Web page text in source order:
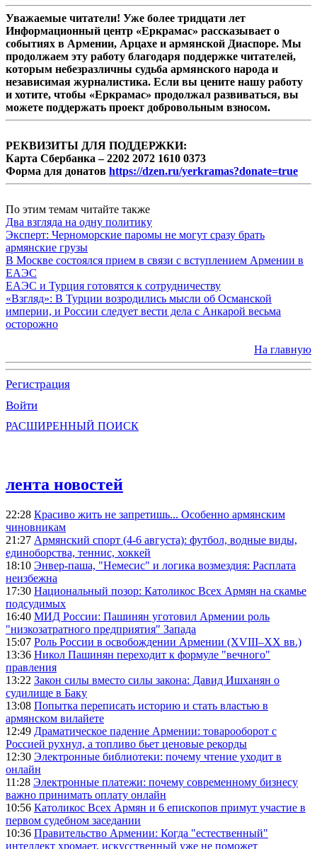
Уважаемые читатели! Уже более тридцати лет
Информационный центр «Еркрамас» рассказывает о
событиях в Армении, Арцахе и армянской Диаспоре. Мы
продолжаем эту работу благодаря поддержке читателей,
которым небезразличны судьба армянского народа и
независимая журналистика. Если вы цените нашу работу
и хотите, чтобы «Еркрамас» продолжал развиваться, вы
можете поддержать проект добровольным взносом.
РЕКВИЗИТЫ ДЛЯ ПОДДЕРЖКИ:
Карта Сбербанка – 2202 2072 1610 0373
Форма для донатов https://dzen.ru/yerkramas?donate=true
По этим темам читайте также
Два взгляда на одну политику
Эксперт: Черноморские паромы не могут сразу брать
армянские грузы
В Москве состоялся прием в связи с вступлением Армении в
ЕАЭС
ЕАЭС и Турция готовятся к сотрудничеству
«Взгляд»: В Турции возродились мысли об Османской
империи, и России следует вести дела с Анкарой весьма
осторожно
На главную
Регистрация
Войти
РАСШИРЕННЫЙ ПОИСК
лента новостей
22:28 Красиво жить не запретишь... Особенно армянским
чиновникам
21:27 Армянский спорт (4-6 августа): футбол, водные виды,
единоборства, теннис, хоккей
18:10 Энвер-паша, "Немесис" и логика возмездия: Расплата
неизбежна
17:30 Национальный позор: Католикос Всех Армян на скамье
подсудимых
16:40 МИД России: Пашинян уготовил Армении роль
"низкозатратного предприятия" Запада
15:07 Роль России в освобождении Армении (XVIII–XX вв.)
13:36 Никол Пашинян переходит к формуле "вечного"
правления
13:22 Закон силы вместо силы закона: Давид Ишханян о
судилище в Баку
13:08 Попытка переписать историю и стать властью в
армянском вилайете
12:49 Драматическое падение Армении: товарооборот с
Россией рухнул, а топливо бьет ценовые рекорды
12:30 Электронные библиотеки: почему чтение уходит в
онлайн
11:28 Электронные платежи: почему современному бизнесу
важно принимать оплату онлайн
10:56 Католикос Всех Армян и 6 епископов примут участие в
первом судебном заседании
10:36 Правительство Армении: Когда "естественный"
интеллект хромает, искусственный уже не поможет